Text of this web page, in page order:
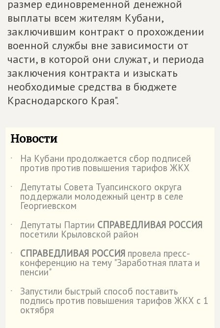
размер единовременной денежной
выплаты всем жителям Кубани,
заключившим контракт о прохождении
военной службы вне зависимости от
части, в которой они служат, и периода
заключения контракта и изыскать
необходимые средства в бюджете
Краснодарского Края".
Новости
˙ На Кубани продолжается сбор подписей
против против повышения тарифов ЖКХ
˙
Депутаты Совета Туапсинского округа
поддержали молодежный центр в селе
Георгиевском
˙
Депутаты Партии СПРАВЕДЛИВАЯ РОССИЯ
посетили Крыловской район
˙
СПРАВЕДЛИВАЯ РОССИЯ провела пресс-
конференцию на тему "Заработная плата и
пенсии"
˙
Запустили быстрый способ поставить
подпись против повышения тарифов ЖКХ с 1
октября